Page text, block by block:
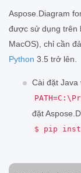
Aspose.Diagram
được sử dụng trên
MacOS), chỉ cần
Python 3.5 trở lên.
Cài đặt Java
đặt
$ pip